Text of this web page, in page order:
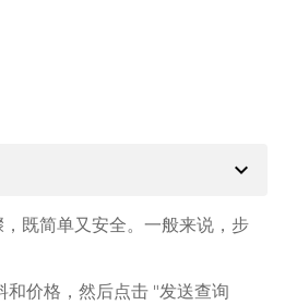
expand_more
既简单又安全。一般来说，步
和价格，然后点击 "发送查询